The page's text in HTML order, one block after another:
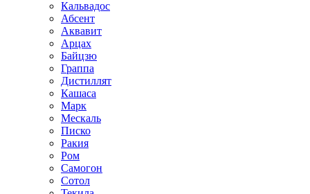
Кальвадос
Абсент
Аквавит
Арцах
Байцзю
Граппа
Дистиллят
Кашаса
Марк
Мескаль
Писко
Ракия
Ром
Самогон
Сотол